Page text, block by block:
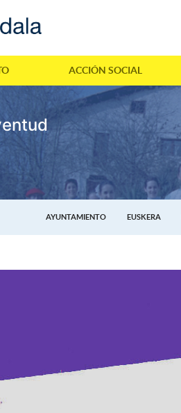
ACCIÓN SOCIAL
AYUNTAMIENTO EUSKERA